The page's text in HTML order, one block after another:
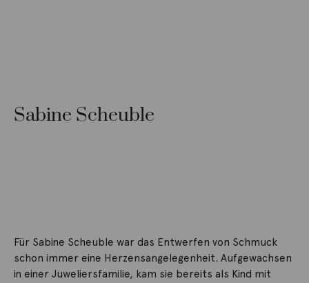
Sabine Scheuble
Für Sabine Scheuble war das Entwerfen von Schmuck
schon immer eine Herzensangelegenheit. Aufgewachsen
in einer Juweliersfamilie, kam sie bereits als Kind mit